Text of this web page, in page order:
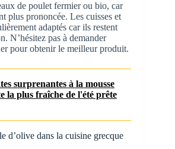
de poulet fermier ou bio, car
plus prononcée. Les cuisses et
adaptés car ils restent
N’hésitez pas à demander
pour obtenir le meilleur produit.
surprenantes à la mousse
la plus fraîche de l'été prête
d’olive dans la cuisine grecque